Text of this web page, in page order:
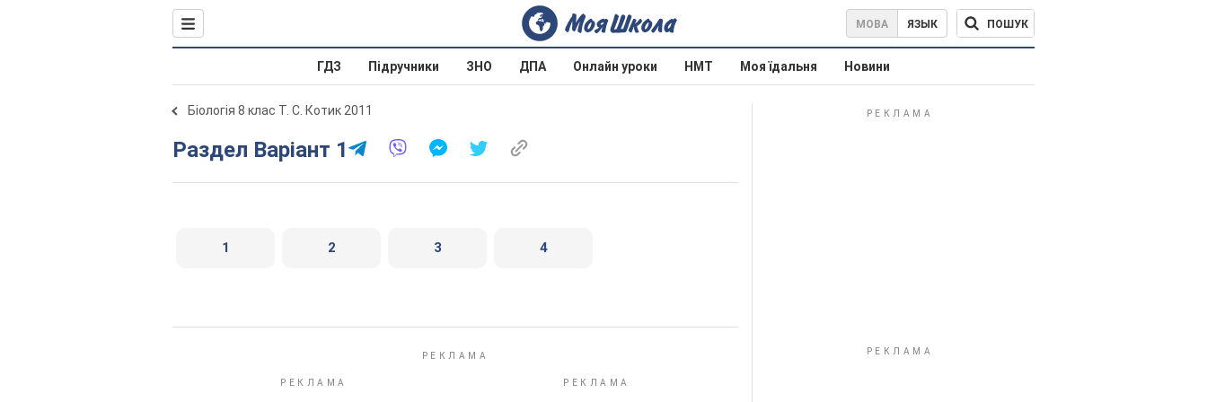
МОВА ЯЗЫК ПОШУК
ГДЗ Підручники ЗНО ДПА Онлайн уроки НМТ Моя їдальня Новини
Біологія 8 клас Т. С. Котик 2011
Раздел Варіант 1
1 2 3 4